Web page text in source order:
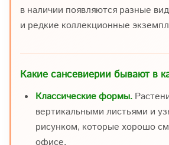
в наличии появляются разные
и редкие коллекционные
Какие сансевиерии бывают в
Классические формы.
вертикальными листьями и
рисунком, которые хорошо
офисе.